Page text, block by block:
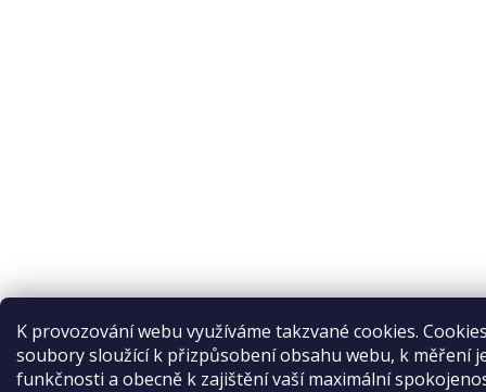
K provozování webu využíváme takzvané cookies.
soubory sloužící k přizpůsobení obsahu webu, k měření
funkčnosti a obecně k zajištění vaší maximální